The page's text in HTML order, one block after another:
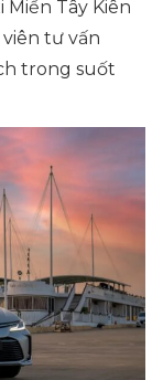
Tây Kiên
tư vấn
trong suốt